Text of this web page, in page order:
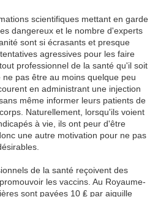
scientifiques mettant en garde
dangereux et le nombre d'experts
sont si écrasants et presque
agressives pour les faire
professionnel de la santé qu'il soit
pas être au moins quelque peu
en administrant une injection
même informer leurs patients de
Naturellement, lorsqu'ils voient
à vie, ils ont peur d'être
une autre motivation pour ne pas
de la santé reçoivent des
les vaccins. Au Royaume-
sont payées 10 ₤ par aiguille